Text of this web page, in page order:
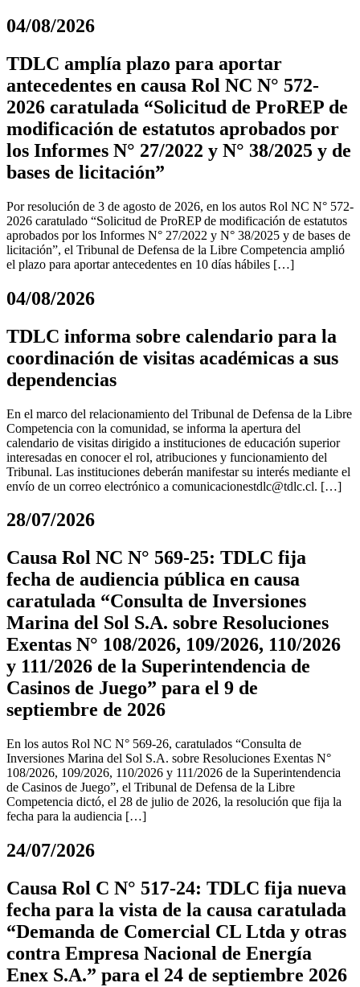
04/08/2026
TDLC amplía plazo para aportar
antecedentes en causa Rol NC N° 572-
2026 caratulada “Solicitud de ProREP de
modificación de estatutos aprobados por
los Informes N° 27/2022 y N° 38/2025 y de
bases de licitación”
Por resolución de 3 de agosto de 2026, en los autos Rol NC N° 572-
2026 caratulado “Solicitud de ProREP de modificación de estatutos
aprobados por los Informes N° 27/2022 y N° 38/2025 y de bases de
licitación”, el Tribunal de Defensa de la Libre Competencia amplió
el plazo para aportar antecedentes en 10 días hábiles […]
04/08/2026
TDLC informa sobre calendario para la
coordinación de visitas académicas a sus
dependencias
En el marco del relacionamiento del Tribunal de Defensa de la Libre
Competencia con la comunidad, se informa la apertura del
calendario de visitas dirigido a instituciones de educación superior
interesadas en conocer el rol, atribuciones y funcionamiento del
Tribunal. Las instituciones deberán manifestar su interés mediante el
envío de un correo electrónico a comunicacionestdlc@tdlc.cl. […]
28/07/2026
Causa Rol NC N° 569-25: TDLC fija
fecha de audiencia pública en causa
caratulada “Consulta de Inversiones
Marina del Sol S.A. sobre Resoluciones
Exentas N° 108/2026, 109/2026, 110/2026
y 111/2026 de la Superintendencia de
Casinos de Juego” para el 9 de
septiembre de 2026
En los autos Rol NC N° 569-26, caratulados “Consulta de
Inversiones Marina del Sol S.A. sobre Resoluciones Exentas N°
108/2026, 109/2026, 110/2026 y 111/2026 de la Superintendencia
de Casinos de Juego”, el Tribunal de Defensa de la Libre
Competencia dictó, el 28 de julio de 2026, la resolución que fija la
fecha para la audiencia […]
24/07/2026
Causa Rol C N° 517-24: TDLC fija nueva
fecha para la vista de la causa caratulada
“Demanda de Comercial CL Ltda y otras
contra Empresa Nacional de Energía
Enex S.A.” para el 24 de septiembre 2026